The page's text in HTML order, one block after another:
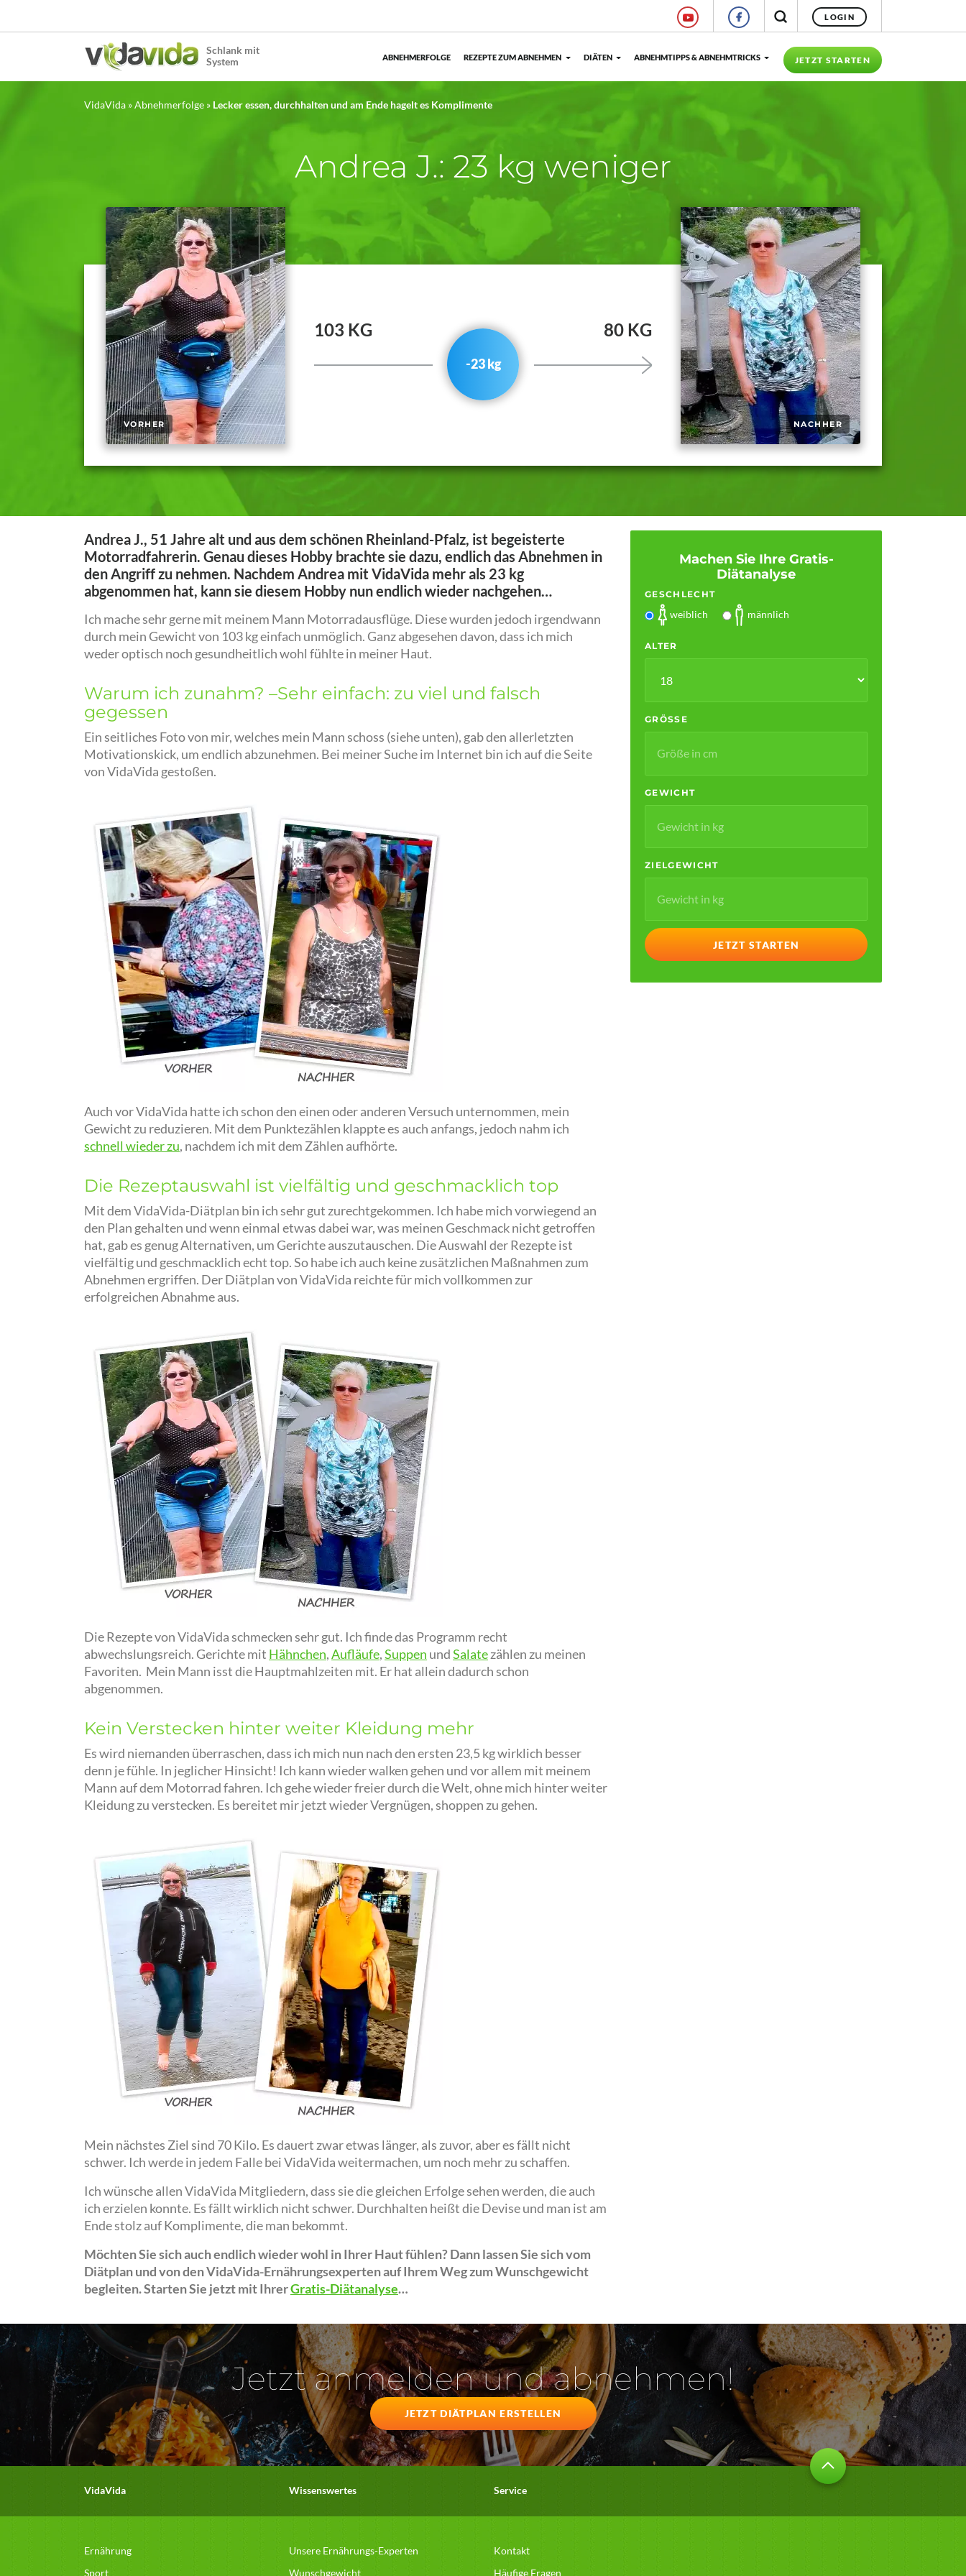
LOGIN
Schlank mit
System
JETZT STARTEN
ABNEHMERFOLGE REZEPTE ZUM ABNEHMEN DIÄTEN ABNEHMTIPPS & ABNEHMTRICKS
VidaVida »Abnehmerfolge » Lecker essen, durchhalten und am Ende hagelt es Komplimente
Andrea J.: 23 kg weniger
103 KG
-23 kg
80 KG
Andrea J., 51 Jahre alt und aus dem schönen Rheinland-Pfalz, ist begeisterte
Motorradfahrerin. Genau dieses Hobby brachte sie dazu, endlich das Abnehmen in
den Angriff zu nehmen. Nachdem Andrea mit VidaVida mehr als 23 kg
abgenommen hat, kann sie diesem Hobby nun endlich wieder nachgehen…
Ich mache sehr gerne mit meinem Mann Motorradausflüge. Diese wurden jedoch irgendwann
durch mein Gewicht von 103 kg einfach unmöglich. Ganz abgesehen davon, dass ich mich
weder optisch noch gesundheitlich wohl fühlte in meiner Haut.
Warum ich zunahm? –Sehr einfach: zu viel und falsch
gegessen
Ein seitliches Foto von mir, welches mein Mann schoss (siehe unten), gab den allerletzten
Motivationskick, um endlich abzunehmen. Bei meiner Suche im Internet bin ich auf die Seite
von VidaVida gestoßen.
Auch vor VidaVida hatte ich schon den einen oder anderen Versuch unternommen, mein
Gewicht zu reduzieren. Mit dem Punktezählen klappte es auch anfangs, jedoch nahm ich
schnell wieder zu, nachdem ich mit dem Zählen aufhörte.
Die Rezeptauswahl ist vielfältig und geschmacklich top
Mit dem VidaVida-Diätplan bin ich sehr gut zurechtgekommen. Ich habe mich vorwiegend an
den Plan gehalten und wenn einmal etwas dabei war, was meinen Geschmack nicht getroffen
hat, gab es genug Alternativen, um Gerichte auszutauschen. Die Auswahl der Rezepte ist
vielfältig und geschmacklich echt top. So habe ich auch keine zusätzlichen Maßnahmen zum
Abnehmen ergriffen. Der Diätplan von VidaVida reichte für mich vollkommen zur
erfolgreichen Abnahme aus.
Die Rezepte von VidaVida schmecken sehr gut. Ich finde das Programm recht
abwechslungsreich. Gerichte mit Hähnchen,Aufläufe,Suppen undSalatezählen zu meinen
Favoriten. Mein Mann isst die Hauptmahlzeiten mit. Er hat allein dadurch schon
abgenommen.
Kein Verstecken hinter weiter Kleidung mehr
Es wird niemanden überraschen, dass ich mich nun nach den ersten 23,5 kg wirklich besser
denn je fühle. In jeglicher Hinsicht! Ich kann wieder walken gehen und vor allem mit meinem
Mann auf dem Motorrad fahren. Ich gehe wieder freier durch die Welt, ohne mich hinter weiter
Kleidung zu verstecken. Es bereitet mir jetzt wieder Vergnügen, shoppen zu gehen.
Mein nächstes Ziel sind 70 Kilo. Es dauert zwar etwas länger, als zuvor, aber es fällt nicht
schwer. Ich werde in jedem Falle bei VidaVida weitermachen, um noch mehr zu schaffen.
Ich wünsche allen VidaVida Mitgliedern, dass sie die gleichen Erfolge sehen werden, die auch
ich erzielen konnte. Es fällt wirklich nicht schwer. Durchhalten heißt die Devise und man ist am
Ende stolz auf Komplimente, die man bekommt.
Möchten Sie sich auch endlich wieder wohl in Ihrer Haut fühlen? Dann lassen Sie sich vom
Diätplan und von den VidaVida-Ernährungsexperten auf Ihrem Weg zum Wunschgewicht
begleiten. Starten Sie jetzt mit IhrerGratis-Diätanalyse…
Machen Sie Ihre Gratis-
Diätanalyse
GESCHLECHT
weiblich männlich
ALTER
GRÖSSE
GEWICHT
ZIELGEWICHT
Jetzt anmelden und abnehmen!
JETZT DIÄTPLAN ERSTELLEN
VidaVida
Ernährung
Sport
Wissenswertes
Unsere Ernährungs-Experten
Wunschgewicht
Service
Kontakt
Häufige Fragen